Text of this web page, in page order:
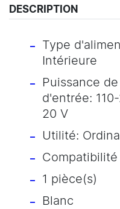
DESCRIPTION
Type
Intérieure
Puissance
d'entrée:
20 V
Utilité:
1 pièce(s)
Blanc